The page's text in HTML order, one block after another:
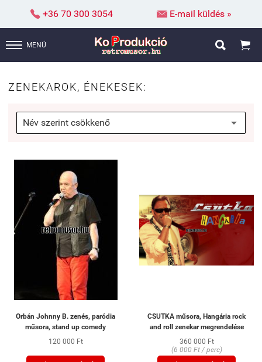
 +36 70 300 3054  E-mail küldés »
MENÜ  
ZENEKAROK, ÉNEKESEK:
Orbán Johnny B. zenés, paródia
műsora, stand up comedy
120 000 Ft
CSUTKA műsora, Hangária rock
and roll zenekar megrendelése
360 000 Ft
(6 000 Ft / perc)